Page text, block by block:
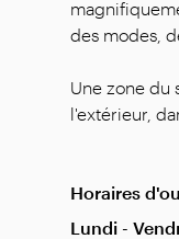
des modes,
Une zone du
l'extérieur,
Horaires
Lundi -